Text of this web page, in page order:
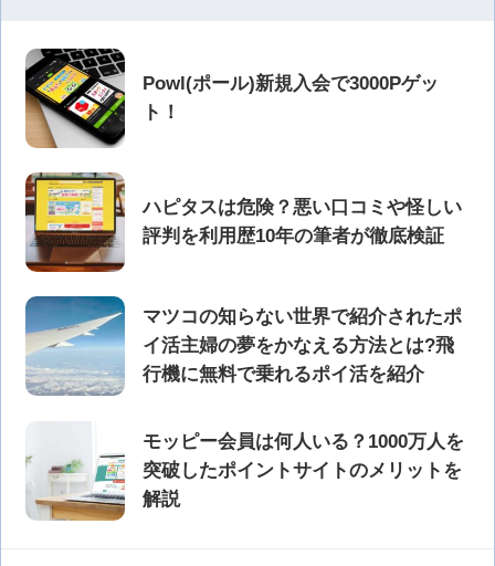
Powl(ポール)新規入会で3000Pゲッ
ト！
ハピタスは危険？悪い口コミや怪しい
評判を利用歴10年の筆者が徹底検証
マツコの知らない世界で紹介されたポ
イ活主婦の夢をかなえる方法とは?飛
行機に無料で乗れるポイ活を紹介
モッピー会員は何人いる？1000万人を
突破したポイントサイトのメリットを
解説